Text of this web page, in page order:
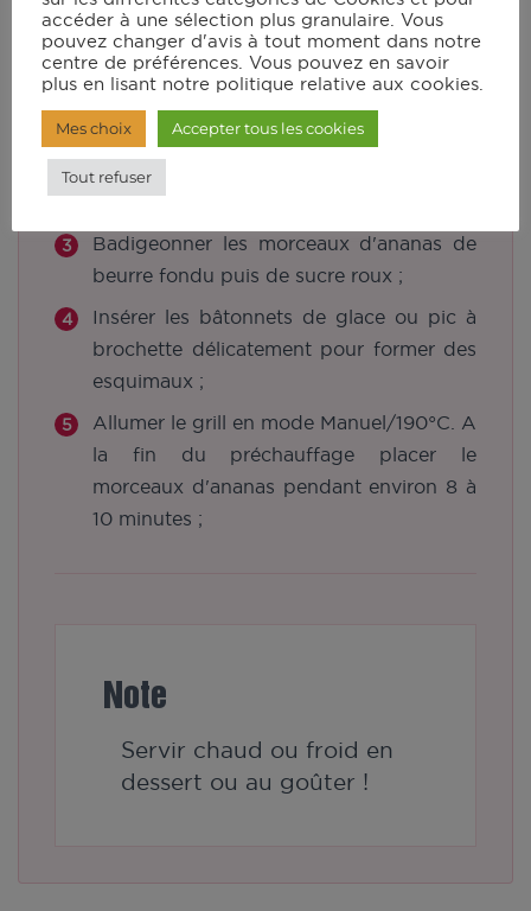
Découper les extrémités de l'ananas et
retirer la peau. Retirer également les
petits yeux ;
Découper des tranches dans la hauteur
puis détailler des rectangles ;
Badigeonner les morceaux d'ananas de
beurre fondu puis de sucre roux ;
Insérer les bâtonnets de glace ou pic à
brochette délicatement pour former des
esquimaux ;
Allumer le grill en mode Manuel/190°C. A
la fin du préchauffage placer le
morceaux d'ananas pendant environ 8 à
10 minutes ;
Note
Servir chaud ou froid en
dessert ou au goûter !
accéder à une sélection plus granulaire. Vous
pouvez changer d'avis à tout moment dans notre
centre de préférences. Vous pouvez en savoir
plus en lisant notre politique relative aux cookies.
Mes choix Accepter tous les cookies
Tout refuser